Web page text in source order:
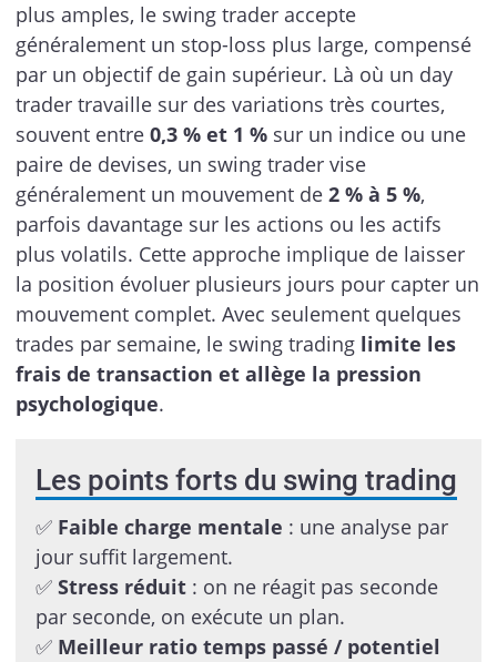
plus amples, le swing trader accepte
généralement un stop-loss plus large, compensé
par un objectif de gain supérieur. Là où un day
trader travaille sur des variations très courtes,
souvent entre 0,3 % et 1 %sur un indice ou une
paire de devises, un swing trader vise
généralement un mouvement de 2 % à 5 %,
parfois davantage sur les actions ou les actifs
plus volatils. Cette approche implique de laisser
la position évoluer plusieurs jours pour capter un
mouvement complet. Avec seulement quelques
trades par semaine, le swing trading limite les
frais de transaction et allège la pression
psychologique.
Les points forts du swing trading
✅ Faible charge mentale : une analyse par
jour suffit largement.
✅ Stress réduit: on ne réagit pas seconde
par seconde, on exécute un plan.
✅ Meilleur ratio temps passé / potentiel